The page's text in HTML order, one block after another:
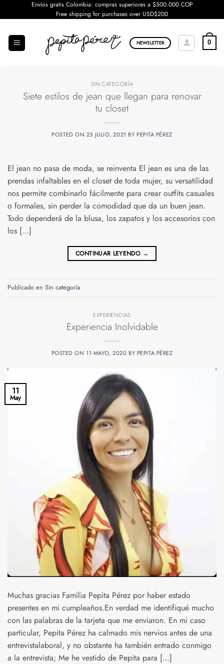
al
Envíos gratis Colombia: compras superiores a $500.000 COP
Free shipping for purchases over USD$200
NEWSLETTER 0
SIN CATEGORÍA
Siete estilos de jean que llegan para renovar
tu closet
POSTED ON 23 JULIO, 2021 BY PEPITA PÉREZ
El jean no pasa de moda, se reinventa El jean es una de las
prendas infaltables en el closet de toda mujer, su versatilidad
nos permite combinarlo fácilmente para crear outfits casuales
o formales, sin perder la comodidad que da un buen jean.
Todo dependerá de la blusa, los zapatos y los accesorios con
los […]
CONTINUAR LEYENDO →
Publicado en Sin categoría
EXPERIENCIAS
Experiencia Inolvidable
POSTED ON 11 MAYO, 2020 BY PEPITA PÉREZ
11
May
Muchas gracias Familia Pepita Pérez por haber estado
presentes en mi cumpleaños.En verdad me identifiqué mucho
con las palabras de la tarjeta que me enviaron. En mi caso
particular, Pepita Pérez ha calmado mis nervios antes de una
entrevistalaboral, y no obstante ha también entrado conmigo
a la entrevista; Me he vestido de Pepita para […]